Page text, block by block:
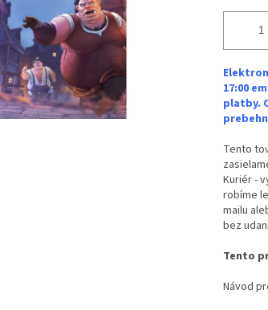
17:00
platby.
Tento
Kuriér -
robíme
mailu
bez
Tento
Návod